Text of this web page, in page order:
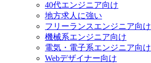
40代エンジニア向け
地方求人に強い
フリーランスエンジニア向け
機械系エンジニア向け
電気・電子系エンジニア向け
Webデザイナー向け